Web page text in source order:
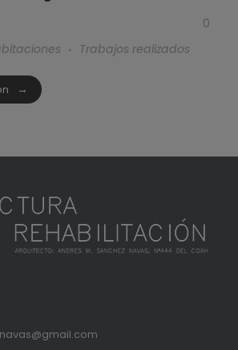
0
Trabajos realizados